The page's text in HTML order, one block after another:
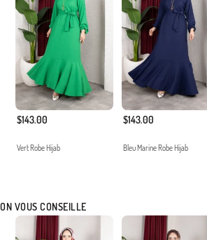
$143.00
Vert Robe Hijab
$143.00
Bleu Marine Robe Hijab
ON VOUS CONSEILLE